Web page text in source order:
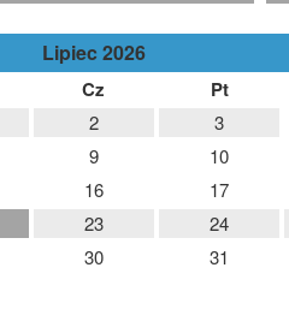
Lipiec 2026
Cz Pt
2 3
9 10
16 17
23 24
30 31